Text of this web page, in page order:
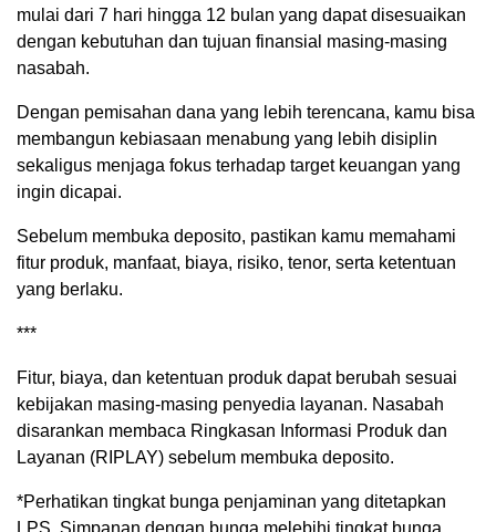
mulai dari 7 hari hingga 12 bulan yang dapat disesuaikan
dengan kebutuhan dan tujuan finansial masing-masing
nasabah.
Dengan pemisahan dana yang lebih terencana, kamu bisa
membangun kebiasaan menabung yang lebih disiplin
sekaligus menjaga fokus terhadap target keuangan yang
ingin dicapai.
Sebelum membuka deposito, pastikan kamu memahami
fitur produk, manfaat, biaya, risiko, tenor, serta ketentuan
yang berlaku.
***
Fitur, biaya, dan ketentuan produk dapat berubah sesuai
kebijakan masing-masing penyedia layanan. Nasabah
disarankan membaca Ringkasan Informasi Produk dan
Layanan (RIPLAY) sebelum membuka deposito.
*Perhatikan tingkat bunga penjaminan yang ditetapkan